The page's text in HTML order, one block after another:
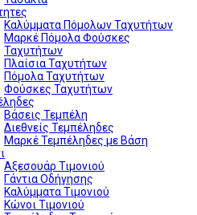
Καλύμματα Πόμολων Ταχυτήτων
Μαρκέ Πόμολα Φούσκες
Ταχυτήτων
Πλαίσια Ταχυτήτων
Πόμολα Ταχυτήτων
Φούσκες Ταχυτήτων
Βάσεις Τεμπέλη
Διεθνείς Τεμπέληδες
Μαρκέ Τεμπέληδες με Βάση
Αξεσουάρ Τιμονιού
Γάντια Οδήγησης
Καλύμματα Τιμονιού
Κώνοι Τιμονιού